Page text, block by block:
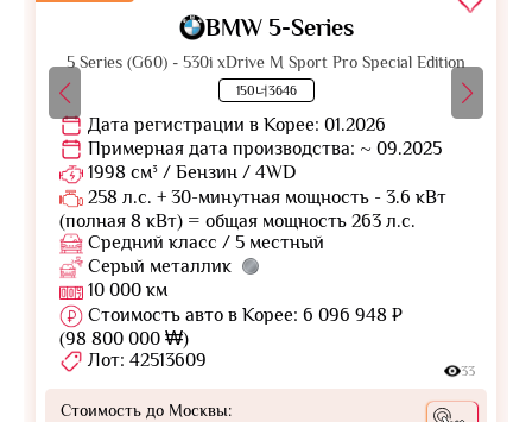
BMW 5-Series
5 Series (G60) - 530i xDrive M Sport Pro Special Edition
150너3646
Дата регистрации в Корее: 01.2026
Примерная дата производства: ~ 09.2025
1998 см³ / Бензин / 4WD
258 л.с. + 30-минутная мощность - 3.6 кВт
(полная 8 кВт) = общая мощность 263 л.с.
Средний класс / 5 местный
Серый металлик
10 000 км
Стоимость авто в Корее: 6 096 948 ₽
(98 800 000 ₩)
Лот: 42513609
33
Стоимость до Москвы: